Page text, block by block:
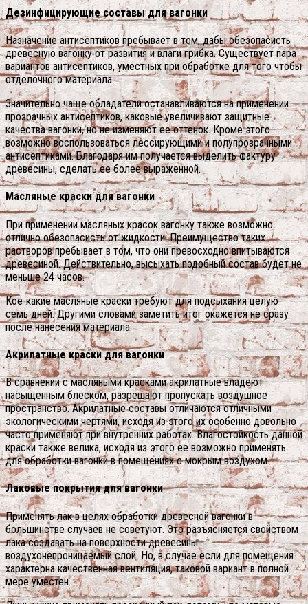
Дезинфицирующие составы для вагонки
Назначение антисептиков пребывает в том, дабы обезопасисть
древесную вагонку от развития и влаги грибка. Существует пара
вариантов антисептиков, уместных при обработке для того чтобы
отделочного материала.
Значительно чаще обладатели останавливаются на применении
прозрачных антисептиков, каковые увеличивают защитные
качества вагонки, но не изменяют ее оттенок. Кроме этого
возможно воспользоваться лессирующими и полупрозрачными
антисептиками.Благодаря им получается выделить фактуру
древесины, сделать ее более выраженной.
Масляные краски для вагонки
При применении масляных красок вагонку также возможно
отлично обезопасисть от жидкости. Преимущество таких
растворов пребывает в том, что они превосходно впитываются
древесиной. Действительно, высыхать подобный состав будет не
меньше 24 часов.
Кое-какие масляные краски требуют для подсыхания целую
семь дней. Другими словами заметить итог окажется не сразу
после нанесения материала.
Акрилатные краски для вагонки
В сравнении с масляными красками акрилатные владеют
насыщенным блеском, разрешают пропускать воздушное
пространство. Акрилатные составы отличаются отличными
экологическими чертями, исходя из этого их особенно довольно
часто применяют при внутренних работах. Влагостойкость данной
краски также велика, исходя из этого ее возможно применять
для обработки вагонки в помещениях с мокрым воздухом.
Лаковые покрытия для вагонки
Применять лак в целях обработки древесной вагонки в
большинстве случаев не советуют. Это разъясняется свойством
лака создавать на поверхности древесины
воздухонепроницаемый слой. Но, в случае если для помещения
характерна качественная вентиляция, таковой вариант в полной
мере уместен.